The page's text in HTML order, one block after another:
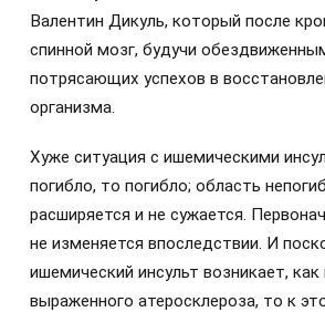
Валентин Дикуль, который после
спинной мозг, будучи
потрясающих успехов в
организма.
Хуже ситуация с ишемическими
погибло, то погибло; область
расширяется и не сужается.
не изменяется впоследствии. И
ишемический инсульт возникает,
выраженного атеросклероза, то к